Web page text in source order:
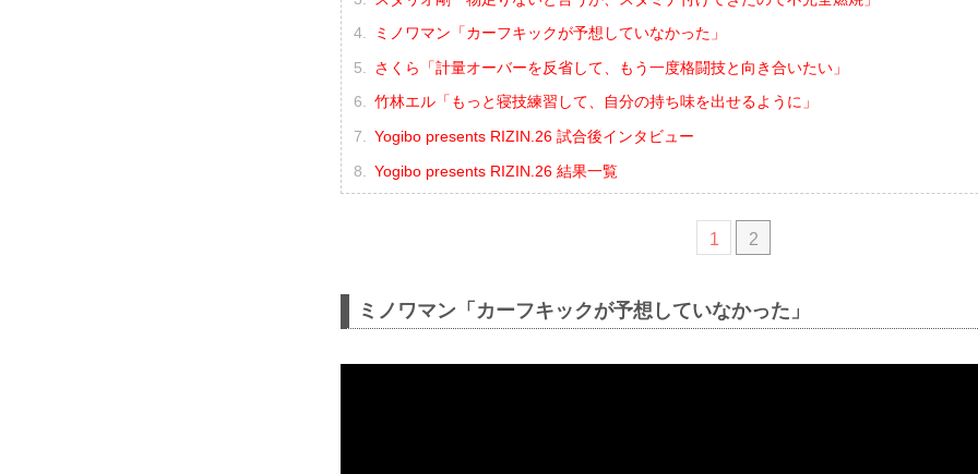
ミノワマン「カーフキックが予想していなかった」
さくら「計量オーバーを反省して、もう一度格闘技と向き合いたい」
竹林エル「もっと寝技練習して、自分の持ち味を出せるように」
Yogibo presents RIZIN.26 試合後インタビュー
Yogibo presents RIZIN.26 結果一覧
1 2
ミノワマン「カーフキックが予想していなかった」